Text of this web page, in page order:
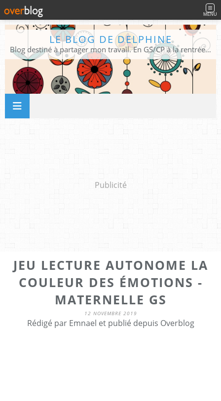
MENU
LE BLOG DE DELPHINE
Blog destiné à partager mon travail. En GS/CP à la rentrée 2026/2027 !
Publicité
JEU LECTURE AUTONOME LA
COULEUR DES ÉMOTIONS -
MATERNELLE GS
12 NOVEMBRE 2019
Rédigé par Emnael et publié depuis Overblog